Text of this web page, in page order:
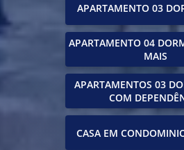
APARTAMENTO 03
APARTAMENTO 04
MAIS
APARTAMENTOS 03
COM
CASA EM